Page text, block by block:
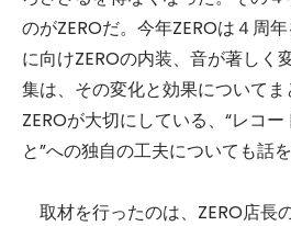
のがZEROだ。今年ZEROは４周
に向けZEROの内装、音が著しく
集は、その変化と効果についてま
ZEROが大切にしている、“レコ
と”への独自の工夫についても話を
取材を行ったのは、ZERO店長